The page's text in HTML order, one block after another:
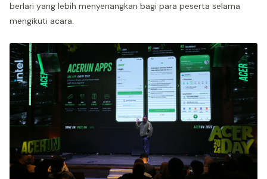
berlari yang lebih menyenangkan bagi para peserta selama
mengikuti acara.